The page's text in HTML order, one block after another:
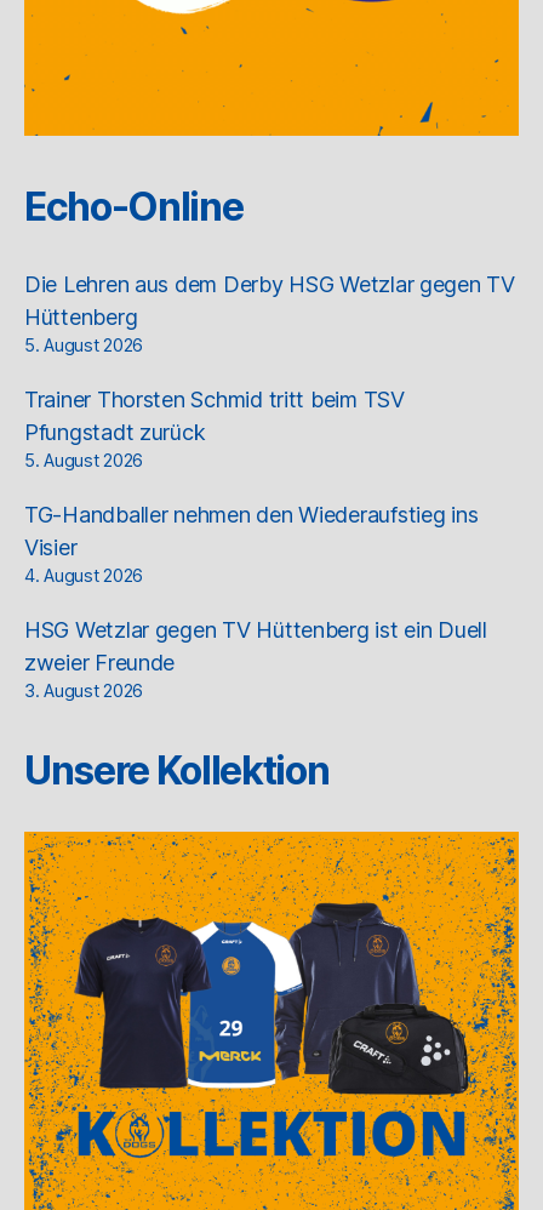
Echo-Online
Die Lehren aus dem Derby HSG Wetzlar gegen TV
Hüttenberg
5. August 2026
Trainer Thorsten Schmid tritt beim TSV
Pfungstadt zurück
5. August 2026
TG-Handballer nehmen den Wiederaufstieg ins
Visier
4. August 2026
HSG Wetzlar gegen TV Hüttenberg ist ein Duell
zweier Freunde
3. August 2026
Unsere Kollektion